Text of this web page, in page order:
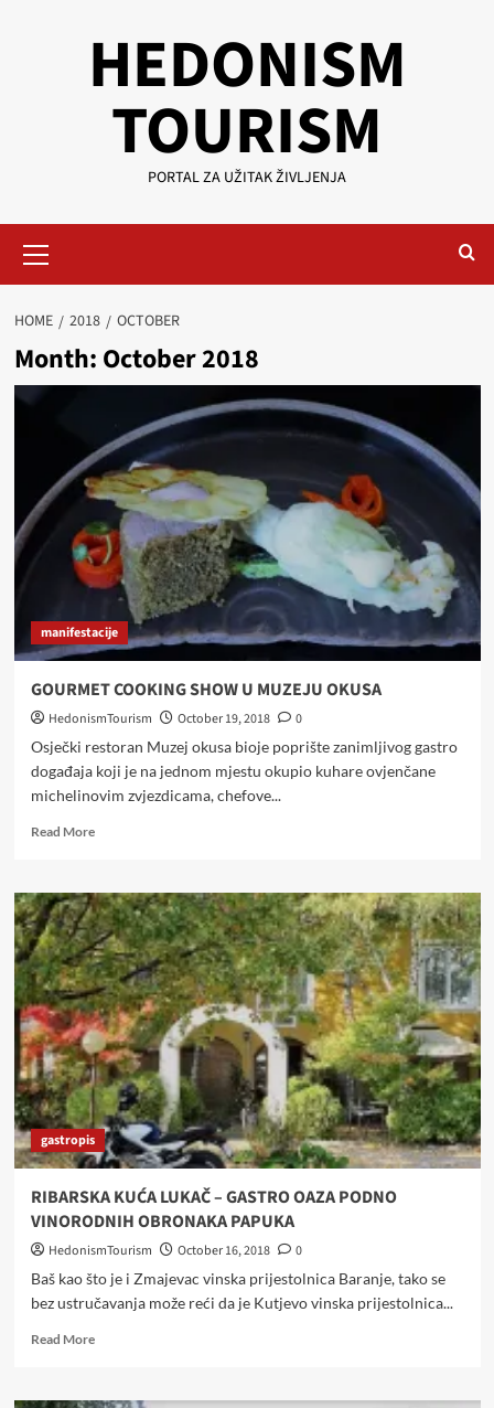
HEDONISM
TOURISM
PORTAL ZA UŽITAK ŽIVLJENJA
Menu
HOME 2018 OCTOBER
Month: October 2018
manifestacije
GOURMET COOKING SHOW U MUZEJU OKUSA
HedonismTourism October 19, 2018
0
Osječki restoran Muzej okusa bioje poprište zanimljivog gastro
događaja koji je na jednom mjestu okupio kuhare ovjenčane
michelinovim zvjezdicama, chefove...
Read MoreRead
GOURMET
COOKING
SHOW
U
MUZEJU
OKUSA
gastropis
RIBARSKA KUĆA LUKAČ – GASTRO OAZA PODNO
VINORODNIH OBRONAKA PAPUKA
HedonismTourism October 16, 2018
0
Baš kao što je i Zmajevac vinska prijestolnica Baranje, tako se
bez ustručavanja može reći da je Kutjevo vinska prijestolnica...
Read MoreRead
RIBARSKA